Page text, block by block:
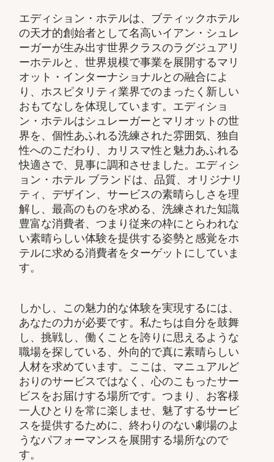
エディション・ホテルは、ブティックホテル
の天才的創始者として名高いイアン・シュレ
ーガーが生み出す世界クラスのラグジュアリ
ーホテルと、世界規模で事業を展開するマリ
オット・インターナショナルとの融合によ
り、ホスピタリティ業界でのまったく新しい
おもてなしを体現しています。エディショ
ン・ホテルはシュレーガーとマリオットの世
界を、個性あふれる洗練された雰囲気、独自
性へのこだわり、カリスマ性と魅力あふれる
快適さで、見事に調和させました。エディシ
ョン・ホテル ブランドは、品質、オリジナリ
ティ、デザイン、サービスの素晴らしさを理
解し、最高のものを求める、洗練された知識
豊富な消費者、つまり従来の枠にとらわれな
い素晴らしい体験を提供する姿勢と感覚をホ
テルに求める消費者をターゲットにしていま
す。
しかし、この魅力的な体験を実現するには、
あなたの力が必要です。私たちは自分を鼓舞
し、挑戦し、働くことを誇りに思えるような
職場を探している、外向的で真に素晴らしい
人材を求めています。ここは、マニュアルど
おりのサービスではなく、心のこもったサー
ビスをお届けする場所です。つまり、お客様
一人ひとりを常に楽しませ、魅了するサービ
スを提供するために、終わりのない劇場のよ
うなパフォーマンスを展開する場所なので
す。